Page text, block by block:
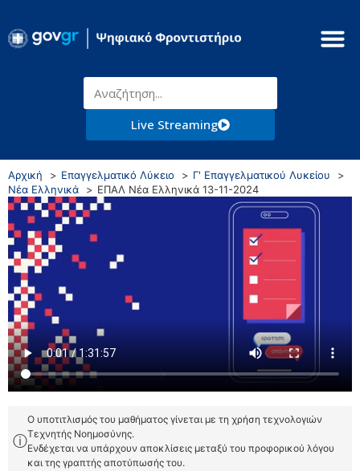
Live Streaming
Αρχική Επαγγελματικό Λύκειο
Γ' Επαγγελματικού Λυκείου
Νέα Ελληνικά
ΕΠΑΛ Νέα Ελληνικά 13-11-2024
ⓘ
Ο υποτιτλισμός του μαθήματος γίνεται με τη χρήση τεχνολογιών
Τεχνητής Νοημοσύνης.
Ενδέχεται να υπάρχουν αποκλίσεις μεταξύ του προφορικού λόγου
και της γραπτής αποτύπωσής του.